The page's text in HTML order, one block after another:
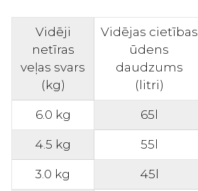
Vidēji
netīras
veļas svars
(kg)
Vidējas cietības
ūdens
daudzums
(litri)
6.0 kg 65l
4.5 kg 55l
3.0 kg 45l